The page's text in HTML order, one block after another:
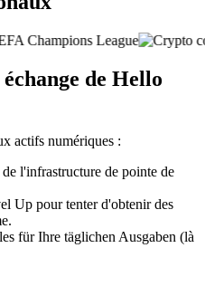
de Hello
actifs numériques :
l'infrastructure de pointe de
Up pour tenter d'obtenir des
für Ihre täglichen Ausgaben (là